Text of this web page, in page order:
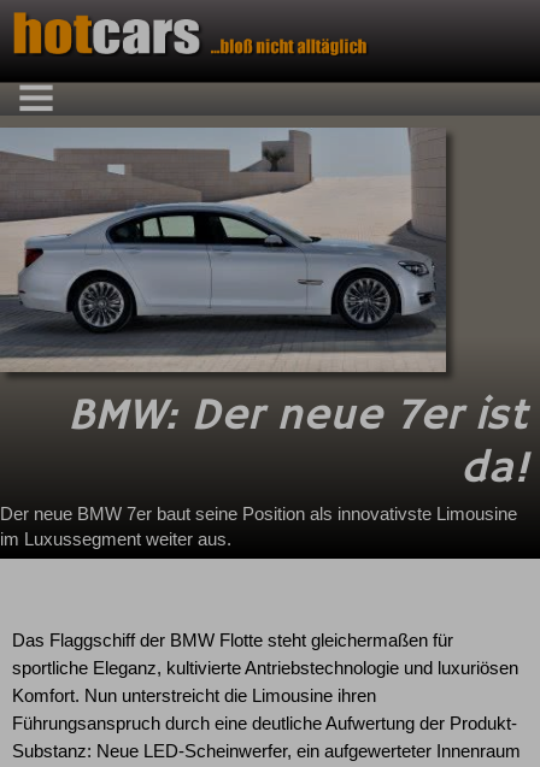
BMW: Der neue 7er ist
da!
Der neue BMW 7er baut seine Position als innovativste Limousine
im Luxussegment weiter aus.
Das Flaggschiff der BMW Flotte steht gleichermaßen für
sportliche Eleganz, kultivierte Antriebstechnologie und luxuriösen
Komfort. Nun unterstreicht die Limousine ihren
Führungsanspruch durch eine deutliche Aufwertung der Produkt-
Substanz: Neue LED-Scheinwerfer, ein aufgewerteter Innenraum